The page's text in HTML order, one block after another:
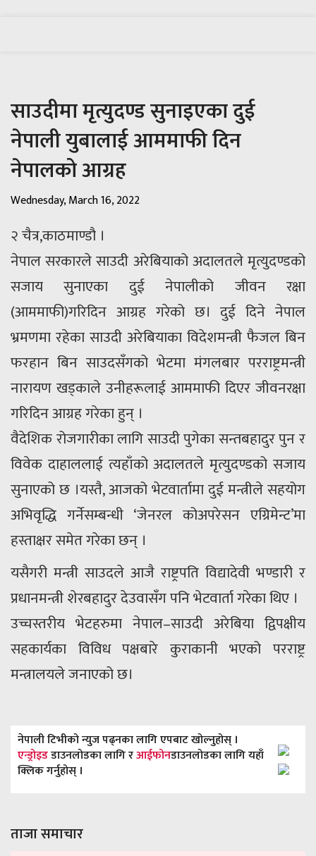
साउदीमा मृत्युदण्ड सुनाइएका दुई
नेपाली युबालाई आममाफी दिन
नेपालको आग्रह
Wednesday, March 16, 2022
२ चैत्र,काठमाण्डौ ।
नेपाल सरकारले साउदी अरेबियाको अदालतले मृत्युदण्डको
सजाय सुनाएका दुई नेपालीको जीवन रक्षा
(आममाफी)गरिदिन आग्रह गरेको छ। दुई दिने नेपाल
भ्रमणमा रहेका साउदी अरेबियाका विदेशमन्त्री फैजल बिन
फरहान बिन साउदसँगको भेटमा मंगलबार परराष्ट्रमन्त्री
नारायण खड्काले उनीहरूलाई आममाफी दिएर जीवनरक्षा
गरिदिन आग्रह गरेका हुन् ।
वैदेशिक रोजगारीका लागि साउदी पुगेका सन्तबहादुर पुन र
विवेक दाहाललाई त्यहाँको अदालतले मृत्युदण्डको सजाय
सुनाएको छ ।यस्तै, आजको भेटवार्तामा दुई मन्त्रीले सहयोग
अभिवृद्धि गर्नेसम्बन्धी ‘जेनरल कोअपरेसन एग्रिमेन्ट’मा
हस्ताक्षर समेत गरेका छन् ।
यसैगरी मन्त्री साउदले आजै राष्ट्रपति विद्यादेवी भण्डारी र
प्रधानमन्त्री शेरबहादुर देउवासँग पनि भेटवार्ता गरेका थिए ।
उच्चस्तरीय भेटहरुमा नेपाल–साउदी अरेबिया द्विपक्षीय
सहकार्यका विविध पक्षबारे कुराकानी भएको परराष्ट्र
मन्त्रालयले जनाएको छ।
नेपाली टिभीको न्युज पढ्नका लागि एपबाट खोल्नुहोस् ।
एन्ड्रोइडडाउनलोडका लागि रआईफोनडाउनलोडका लागि यहाँ
क्लिक गर्नुहोस् ।
ताजा समाचार